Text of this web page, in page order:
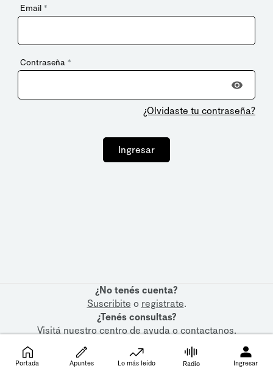
Email *
Contraseña *
¿Olvidaste tu contraseña?
Ingresar
¿No tenés cuenta?
Suscribite o registrate.
¿Tenés consultas?
Visitá nuestrocentro de ayudaocontactanos.
Portada Apuntes Lo más leído Radio Ingresar